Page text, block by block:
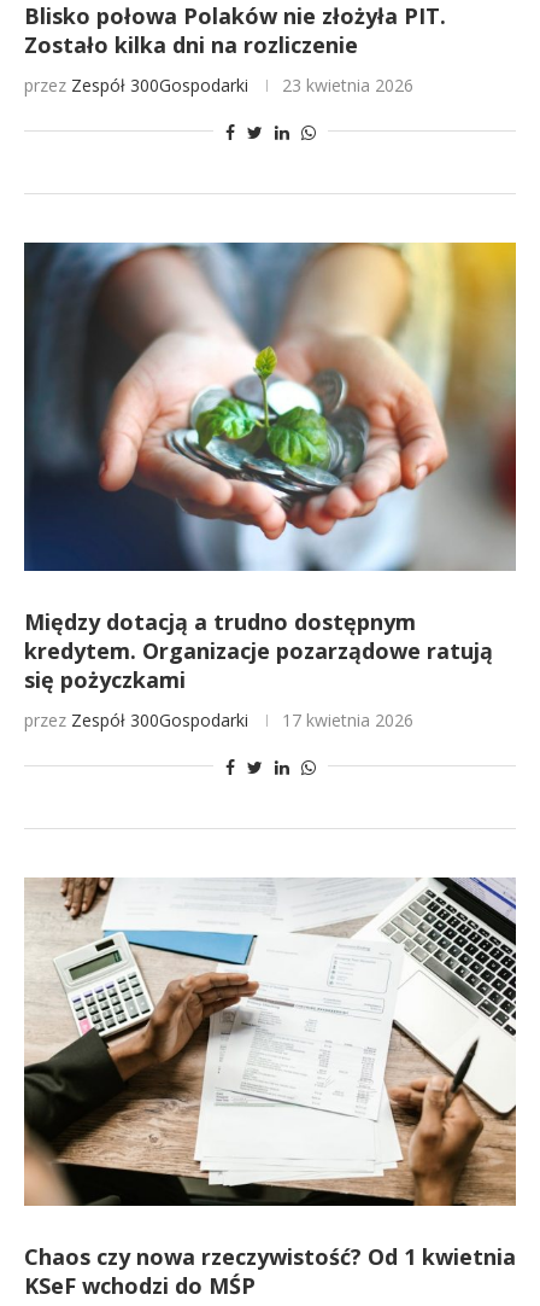
Blisko połowa Polaków nie złożyła PIT.
Zostało kilka dni na rozliczenie
przez Zespół 300Gospodarki 23 kwietnia 2026
Między dotacją a trudno dostępnym
kredytem. Organizacje pozarządowe ratują
się pożyczkami
przez Zespół 300Gospodarki 17 kwietnia 2026
Chaos czy nowa rzeczywistość? Od 1 kwietnia
KSeF wchodzi do MŚP